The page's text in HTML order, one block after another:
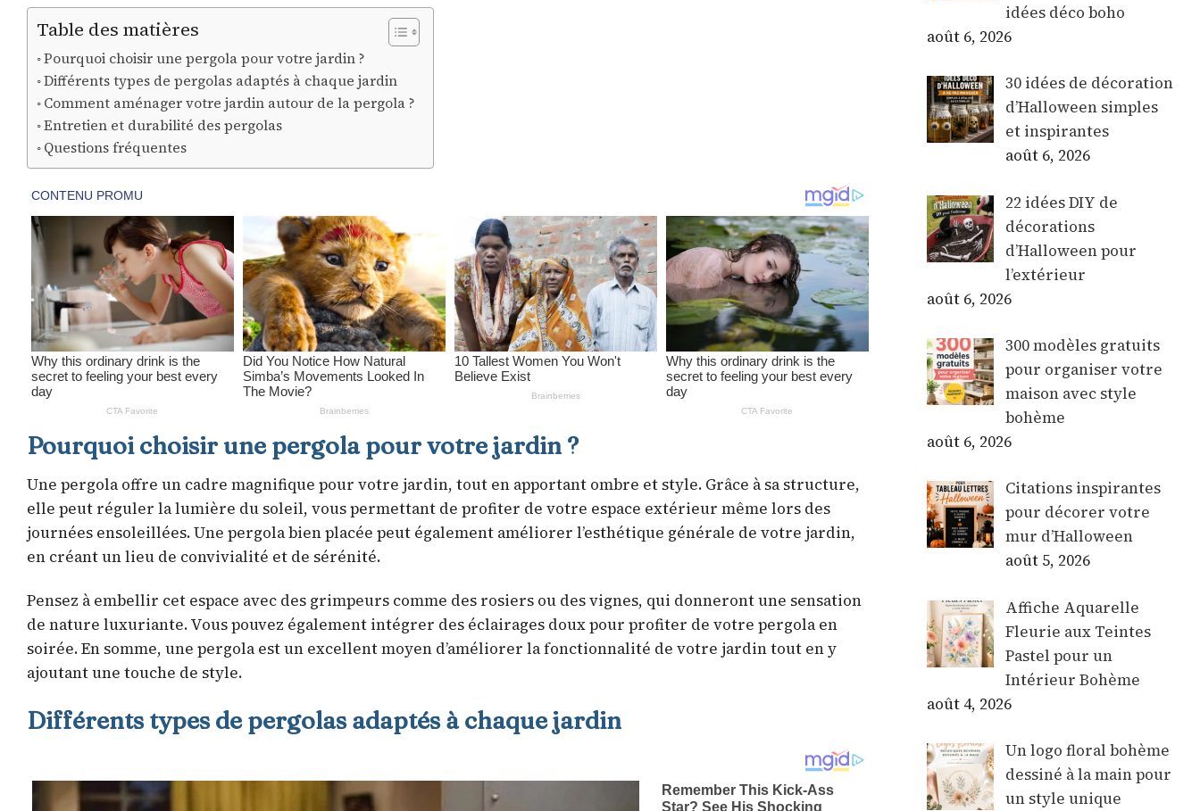
Table des matières
Pourquoi choisir une pergola pour votre jardin ?
Différents types de pergolas adaptés à chaque jardin
Comment aménager votre jardin autour de la pergola ?
Entretien et durabilité des pergolas
Questions fréquentes
Pourquoi choisir une pergola pour votre jardin ?
Une pergola offre un cadre magnifique pour votre jardin, tout en apportant ombre et style. Grâce à sa structure,
elle peut réguler la lumière du soleil, vous permettant de profiter de votre espace extérieur même lors des
journées ensoleillées. Une pergola bien placée peut également améliorer l’esthétique générale de votre jardin,
en créant un lieu de convivialité et de sérénité.
Pensez à embellir cet espace avec des grimpeurs comme des rosiers ou des vignes, qui donneront une sensation
de nature luxuriante. Vous pouvez également intégrer des éclairages doux pour profiter de votre pergola en
soirée. En somme, une pergola est un excellent moyen d’améliorer la fonctionnalité de votre jardin tout en y
ajoutant une touche de style.
Différents types de pergolas adaptés à chaque jardin
idées déco boho
août 6, 2026
30 idées de décoration
d’Halloween simples
et inspirantes
août 6, 2026
22 idées DIY de
décorations
d’Halloween pour
l’extérieur
août 6, 2026
300 modèles gratuits
pour organiser votre
maison avec style
bohème
août 6, 2026
Citations inspirantes
pour décorer votre
mur d’Halloween
août 5, 2026
Affiche Aquarelle
Fleurie aux Teintes
Pastel pour un
Intérieur Bohème
août 4, 2026
Un logo floral bohème
dessiné à la main pour
un style unique